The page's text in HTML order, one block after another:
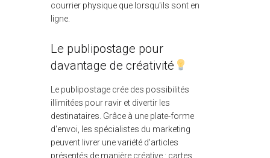
courrier physique que lorsqu'ils sont en
ligne.
Le publipostage pour
davantage de créativité
Le publipostage crée des possibilités
illimitées pour ravir et divertir les
destinataires. Grâce à une plate-forme
d'envoi, les spécialistes du marketing
peuvent livrer une variété d'articles
présentés de manière créative : cartes